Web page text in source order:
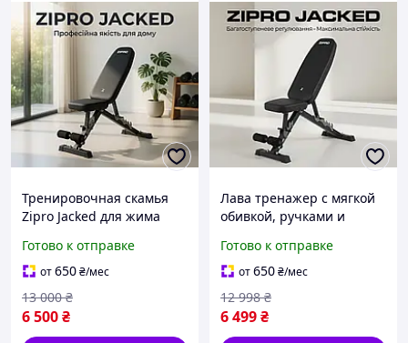
Тренировочная скамья
Zipro Jacked для жима
вниз,
многофункциональная
лава с множеством углов
наклона
Готово к отправке
от650₴/мес
6 500₴
13 000 ₴
Лава тренажер с мягкой
обивкой, ручками и
спинки для жима и
пресса, скамейка для
силовых тренировок
Готово к отправке
от650₴/мес
6 499₴
12 998 ₴